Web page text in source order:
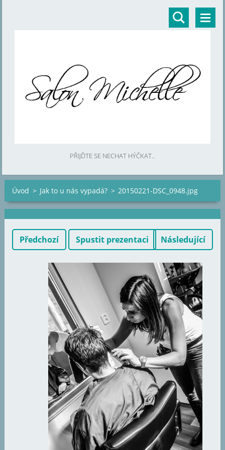
PŘIJĎTE SE NECHAT HÝČKAT..
Úvod > Jak to u nás vypadá? > 20150221-DSC_0948.jpg
Předchozí Spustit prezentaci Následující